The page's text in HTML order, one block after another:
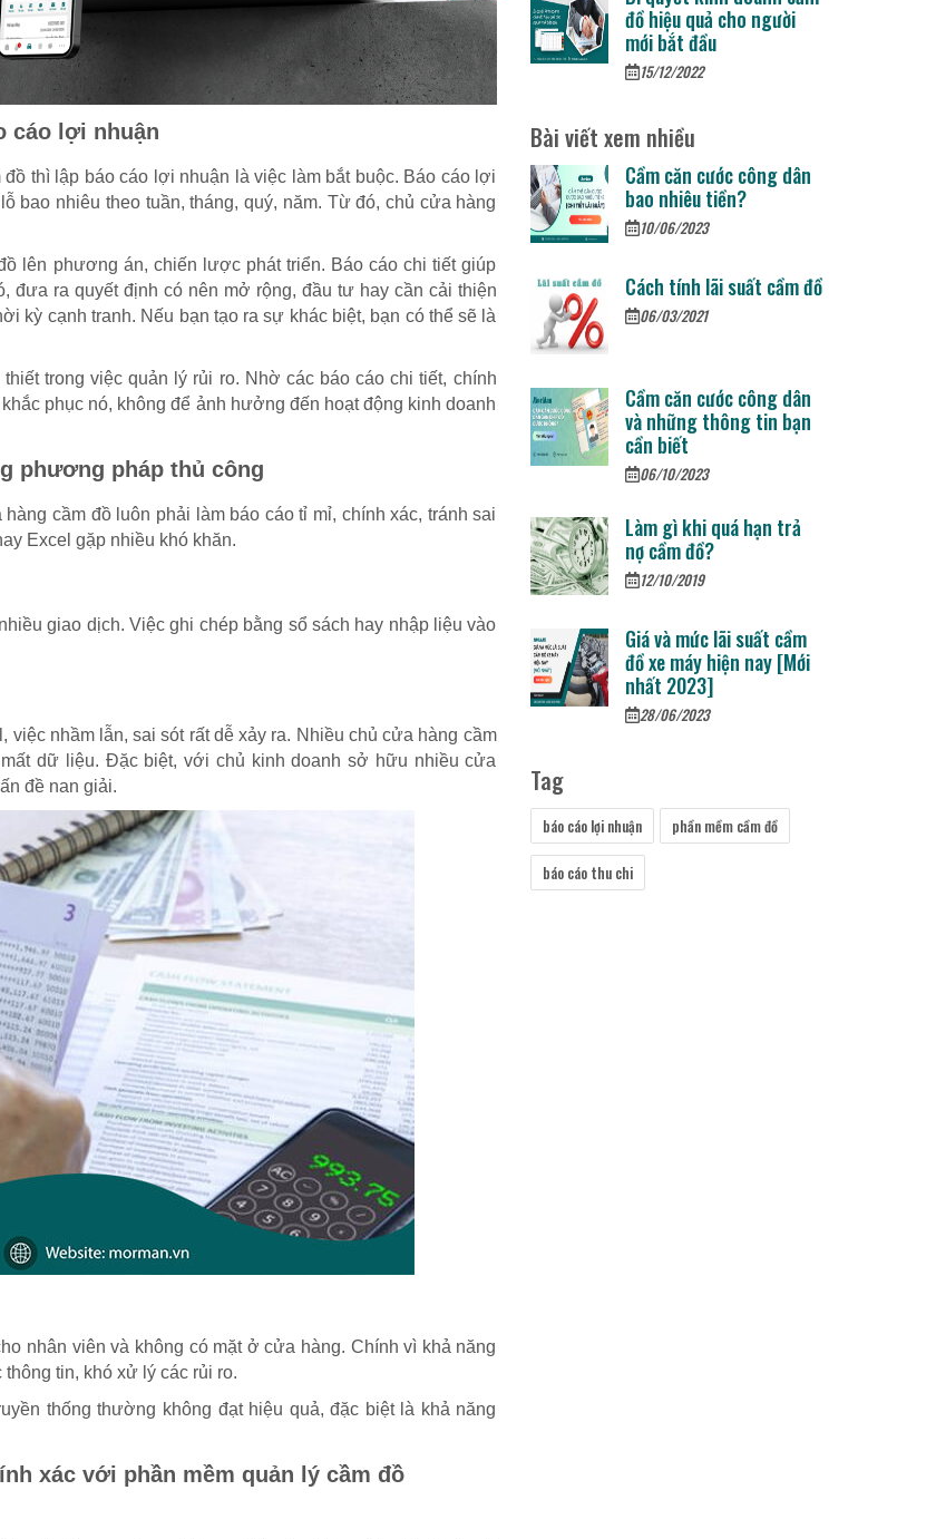
cáo lợi nhuận
thì lập báo cáo lợi nhuận là việc làm bắt buộc. Báo cáo lợi
bao nhiêu theo tuần, tháng, quý, năm. Từ đó, chủ cửa hàng
lên phương án, chiến lược phát triển. Báo cáo chi tiết giúp
ra quyết định có nên mở rộng, đầu tư hay cần cải thiện
kỳ cạnh tranh. Nếu bạn tạo ra sự khác biệt, bạn có thể sẽ là
trong việc quản lý rủi ro. Nhờ các báo cáo chi tiết, chính
phục nó, không để ảnh hưởng đến hoạt động kinh doanh
phương pháp thủ công
cầm đồ luôn phải làm báo cáo tỉ mỉ, chính xác, tránh sai
Excel gặp nhiều khó khăn.
giao dịch. Việc ghi chép bằng sổ sách hay nhập liệu vào
nhầm lẫn, sai sót rất dễ xảy ra. Nhiều chủ cửa hàng cầm
dữ liệu. Đặc biệt, với chủ kinh doanh sở hữu nhiều cửa
đề nan giải.
nhân viên và không có mặt ở cửa hàng. Chính vì khả năng
tin, khó xử lý các rủi ro.
thống thường không đạt hiệu quả, đặc biệt là khả năng
xác với phần mềm quản lý cầm đồ
đồ hiệu quả cho người
mới bắt đầu
15/12/2022
Bài viết xem nhiều
Cầm căn cước công dân
bao nhiêu tiền?
10/06/2023
Cách tính lãi suất cầm đồ
06/03/2021
Cầm căn cước công dân
và những thông tin bạn
cần biết
06/10/2023
Làm gì khi quá hạn trả
nợ cầm đồ?
12/10/2019
Giá và mức lãi suất cầm
đồ xe máy hiện nay [Mới
nhất 2023]
28/06/2023
Tag
báo cáo lợi nhuận phần mềm cầm đồ
báo cáo thu chi